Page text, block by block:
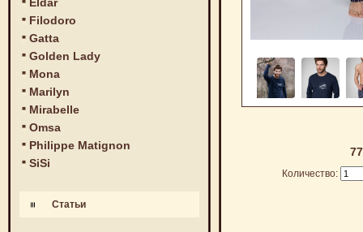
Filodoro
Gatta
Golden Lady
Mona
Marilyn
Mirabelle
Omsa
Philippe Matignon
SiSi
Статьи
Количество: